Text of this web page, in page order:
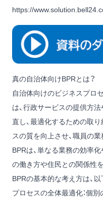
https://
真の自治体向けBPRとは？
自治体向けのビジネスプロセ
は、行政サービスの提供方
直し、最適化するための取
スの質を向上させ、職員の
BPRは、単なる業務の効率
の働き方や住民との関係性
BPRの基本的な考え方は、
プロセスの全体最適化：個